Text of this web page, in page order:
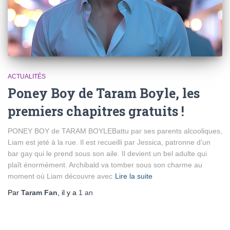
ACTUALITÉS
Poney Boy de Taram Boyle, les
premiers chapitres gratuits !
PONEY BOY de TARAM BOYLEBattu par ses parents alcooliques,
Liam est jeté à la rue. Il est recueilli par Jessica, patronne d’un
bar gay qui le prend sous son aile. Il devient un bel adulte qui
plaît énormément. Archibald va tomber sous son charme au
moment où Liam découvre avec Lire la suite
Par Taram Fan , il y a 1 an